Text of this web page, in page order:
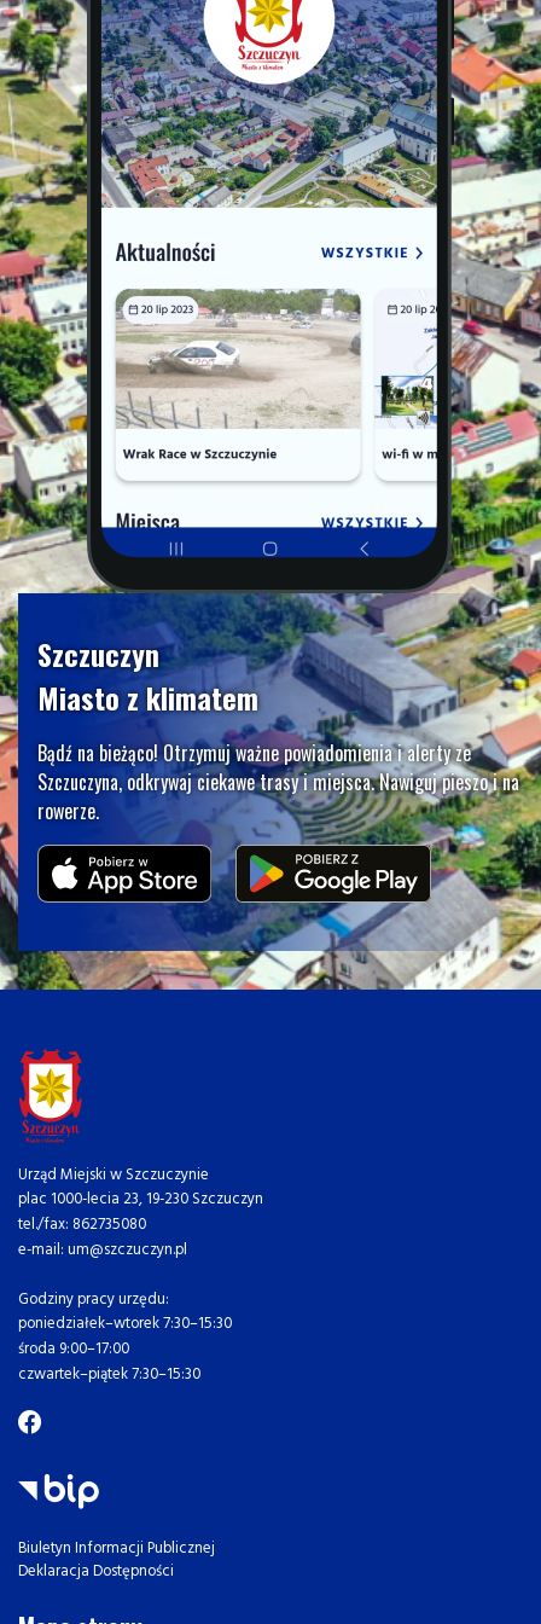
Szczuczyn
Miasto z klimatem
Bądź na bieżąco! Otrzymuj ważne powiadomienia i alerty ze
Szczuczyna, odkrywaj ciekawe trasy i miejsca. Nawiguj pieszo i na
rowerze.
Urząd Miejski w Szczuczynie
plac 1000-lecia 23, 19-230 Szczuczyn
tel./fax: 862735080
e-mail: um@szczuczyn.pl
Godziny pracy urzędu:
poniedziałek–wtorek 7:30–15:30
środa 9:00–17:00
czwartek–piątek 7:30–15:30
Biuletyn Informacji Publicznej
Deklaracja Dostępności